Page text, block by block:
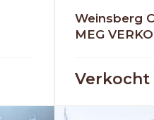
Weinsberg
MEG
Verkocht